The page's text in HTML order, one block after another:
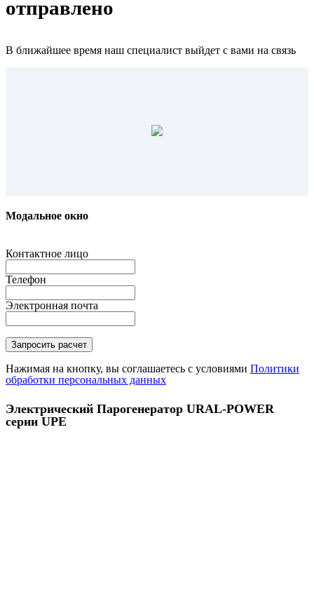
отправлено
В ближайшее время наш специалист выйдет с вами на связь
Модальное окно
Контактное лицо
Телефон
Электронная почта
Нажимая на кнопку, вы соглашаетесь с условиями Политики
обработки персональных данных
Электрический Парогенератор URAL-POWER
серии UPE